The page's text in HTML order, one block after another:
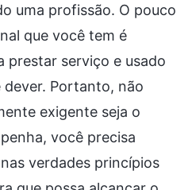
uma profissão. O pouco
que você tem é
prestar serviço e usado
dever. Portanto, não
exigente seja o
você precisa
verdades princípios